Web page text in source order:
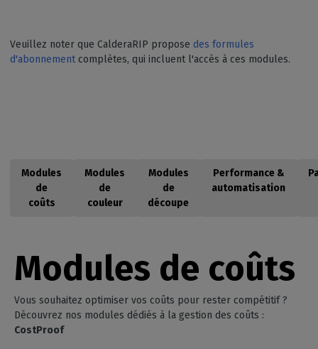
Veuillez noter que CalderaRIP propose des formules
d'abonnement complètes, qui incluent l'accès à ces modules.
Modules
de
coûts
Modules
de
couleur
Modules
de
découpe
Performance &
automatisation
Modules de coûts
Vous souhaitez optimiser vos coûts pour rester compétitif ?
Découvrez nos modules dédiés à la gestion des coûts :
CostProof